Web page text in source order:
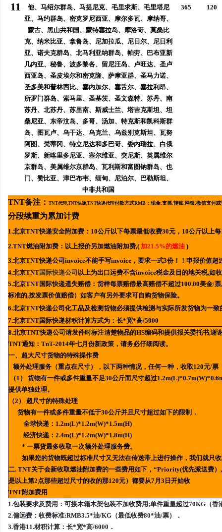
11
他、马绍尔群岛、马提尼克、毛里求斯、毛里塔尼
亚、马约群岛、密克罗尼西亚、摩尔多瓦、摩纳哥、
蒙古、黑山共和国、蒙特塞拉岛、摩洛哥、莫桑比
克、纳米比亚、拿鲁岛、尼加拉瓜、尼日尔、尼日利
亚、诺夫克群岛、北马利亚纳群岛、帕劳、巴布亚新
几内亚、秘鲁、波多黎各、留尼汪岛、卢旺达、圣卢
西亚岛、圣皮埃尔和密克隆、萨摩亚群、圣马力诺、
圣多美和普林西比、塞内加尔、塞舌尔、塞拉利昂、
所罗门群岛、索马里、圣基茨、圣文森特、苏丹、南
苏丹、北苏丹、苏里南、斯威士兰、塔吉克斯坦、坦
桑尼亚、东帝汶岛、多哥、汤加、特克斯和凯科斯群
岛、图瓦卢、乌干达、乌克兰、乌兹别克斯坦、瓦努
阿图、梵蒂冈、特立尼达和多巴哥、委内瑞拉、 白俄
罗斯、新喀里多尼亚、塞尔维亚、突尼斯、英属维尔
京群岛、美属维尔京群岛、瓦利斯和富图钠群岛、也
门、赞比亚、津巴布韦、缅甸、尼泊尔、巴勒斯坦、
中非共和国
365 120
TNT备注： TNT代理,TNT快递,TNT快递代理付款方式RMB： 现金,支票,转账,网银,微信支付
分段续重为累加计费
1.北京TNT快递安全附加费：10公斤以下每票最低收费30元，10公斤以上
2.TNT燃油附加费：以上报价另加燃油附加费,( 加21.5%的燃油 )
3.北京TNT快递公司invoice不能手写invoice，要求一式3份！！申报价值超
4.北京TNT国际快递公司 以上为出口运费不含invoice税金及目的地关税,如
5.北京TNT国际快递遗失赔偿：货样每票赔偿最高赔偿不超过100.00美金/
标准的,按发票价值赔偿）如客户有另外要求可自购货物保险。
6.北京TNT快递公司化工品及检测货物必须提供检测与实际所发货物为一致
7.北京TNT国际快递材积计算方式为：长*宽*高/5000
8.北京TNT快递公司请发件时标注清楚物品的HS编码和提供报关委托书,谢
TNT通知：TnT-2014年七月份新政策，请务必仔细阅读。
一、超大尺寸货物的特殊操作费
额外处理服务（重点在尺寸），以下两种情况，任何一种，收取120元/票
（1） 货物有一件或多件重量不足30公斤而尺寸超过
提供单独处理。
（2） 超尺寸的特殊处理
货物有一件或多件重量不低于30公斤并且尺寸超过如下的限制，
全球快递：1.2m(L)*1.2m(W)*1.5m(H)
经济快递：2.4m(L)*1.2m(W)*1.8m(H)
* 一票货最多收取一次额外处理服务费。
如果您的货物既超过标准尺寸又无法在传送带上进行操作，我们就只收
二. TNT关于会新收取燃油附加费的一些费用如下，“Priority(优先派送费）
是以上第2点那些超过尺寸的收的那120元）都要从7月3日开始收
TNT附加费用
1.包装要求及费用：可接木箱木架包装不加收费用;单件重量超过70KG（
2.偏远费：收费标准:RMB3.5*油/KG（最低收费80*油/票）．
3.香港11.材积计算：长*宽*高/6000．